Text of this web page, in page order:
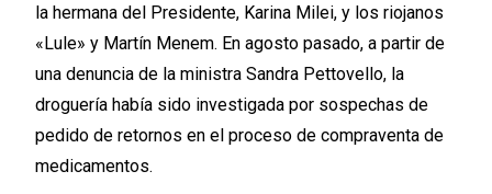
la hermana del Presidente, Karina Milei, y los riojanos
«Lule» y Martín Menem. En agosto pasado, a partir de
una denuncia de la ministra Sandra Pettovello, la
droguería había sido investigada por sospechas de
pedido de retornos en el proceso de compraventa de
medicamentos.